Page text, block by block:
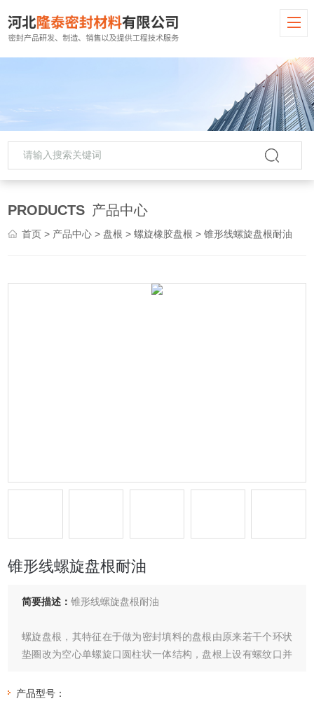
PRODUCTS 产品中心
首页 > 产品中心 > 盘根 >螺旋橡胶盘根 > 锥形线螺旋盘根耐油
锥形线螺旋盘根耐油
简要描述：锥形线螺旋盘根耐油
螺旋盘根，其特征在于做为密封填料的盘根由原来若干个环状
垫圈改为空心单螺旋口圆柱状一体结构，盘根上设有螺纹口并
产品型号：